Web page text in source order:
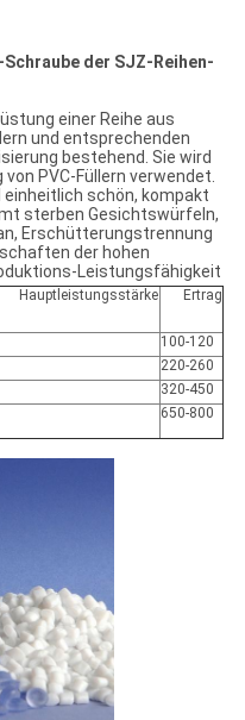
der SJZ-Reihen-
einer Reihe aus
und entsprechenden
bestehend. Sie wird
PVC-Füllern verwendet.
einheitlich schön, kompakt
sterben Gesichtswürfeln,
Erschütterungstrennung
der hohen
Leistungsfähigkeit
Hauptleistungsstärke Ertrag
100-120
220-260
320-450
650-800